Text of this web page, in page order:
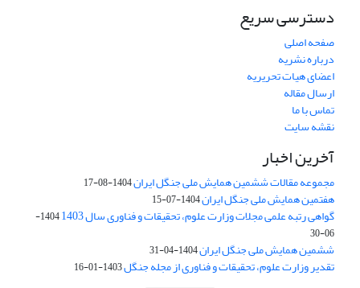
دسترسی سریع
صفحه اصلی
درباره نشریه
اعضای هیات تحریریه
ارسال مقاله
تماس با ما
نقشه سایت
آخرین اخبار
مجموعه مقالات ششمین همایش ملی جنگل ایران1404-08-17
هفتمین همایش ملی جنگل ایران1404-07-15
گواهی رتبه علمی مجلات وزارت علوم، تحقیقات و فناوری سال 1403
1404-
06-30
ششمین همایش ملی جنگل ایران1404-04-31
تقدیر وزارت علوم، تحقیقات و فناوری از مجله جنگل1403-01-16